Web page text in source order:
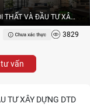
THẤT VÀ ĐẦU TƯ XÂY
3829
vấn
TƯ XÂY DỰNG DTD